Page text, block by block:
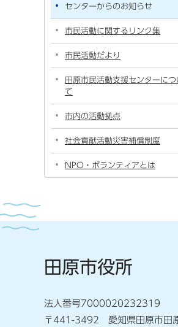
センターからのお知らせ
市民活動に関するリンク集
市民活動だより
田原市民活動支援センターにつ
て
市内の活動拠点
社会貢献活動災害補償制度
NPO・ボランティアとは
田原市役所
法人番号7000020232319
〒441-3492 愛知県田原市田